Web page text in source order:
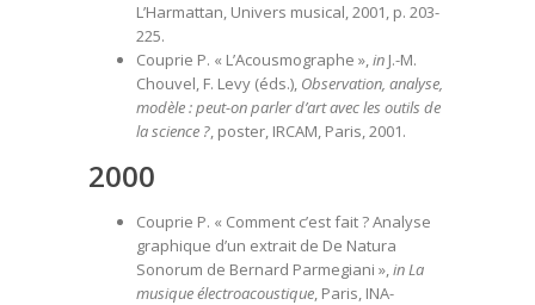
L’Harmattan, Univers musical, 2001, p. 203-
225.
Couprie P. « L’Acousmographe »,in J.-M.
Chouvel, F. Levy (éds.), Observation, analyse,
modèle : peut-on parler d’art avec les outils de
la science ?, poster, IRCAM, Paris, 2001.
2000
Couprie P. « Comment c’est fait ? Analyse
graphique d’un extrait de De Natura
Sonorum de Bernard Parmegiani »,in La
musique électroacoustique, Paris, INA-